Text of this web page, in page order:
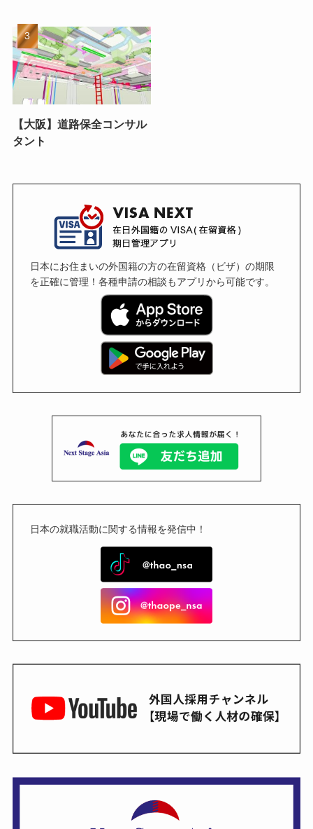
【大阪】道路保全コンサル
タント
日本にお住まいの外国籍の方の在留資格（ビザ）の期限
を正確に管理！各種申請の相談もアプリから可能です。
日本の就職活動に関する情報を発信中！